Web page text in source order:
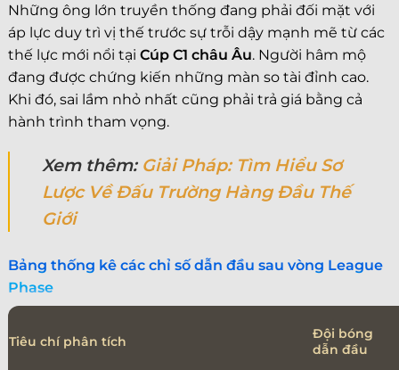
Những ông lớn truyền thống đang phải đối mặt với
áp lực duy trì vị thế trước sự trỗi dậy mạnh mẽ từ các
thế lực mới nổi tại Cúp C1 châu Âu. Người hâm mộ
đang được chứng kiến những màn so tài đỉnh cao.
Khi đó, sai lầm nhỏ nhất cũng phải trả giá bằng cả
hành trình tham vọng.
Xem thêm: Giải Pháp: Tìm Hiểu Sơ
Lược Về Đấu Trường Hàng Đầu Thế
Giới
Bảng thống kê các chỉ số dẫn đầu sau vòng League
Phase
Tiêu chí phân tích
Đội bóng
dẫn đầu